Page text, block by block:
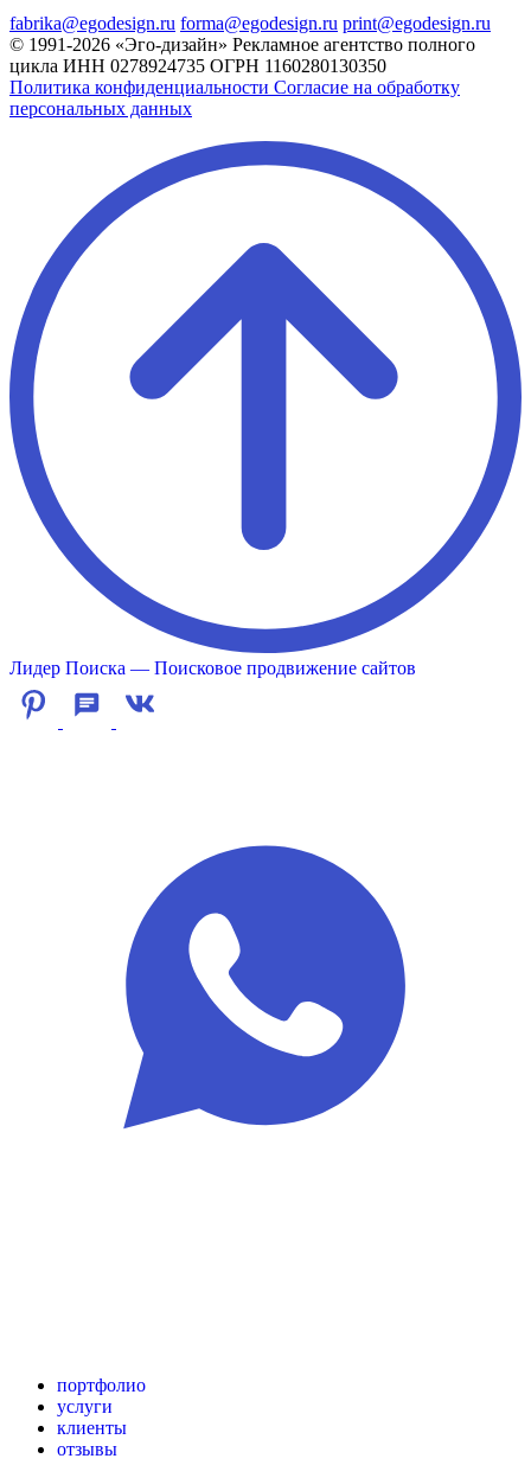
fabrika@egodesign.ru forma@egodesign.ru print@egodesign.ru
© 1991-2026 «Эго-дизайн» Рекламное агентство полного
цикла ИНН 0278924735 ОГРН 1160280130350
Политика конфиденциальности Согласие на обработку
персональных данных
Лидер Поиска — Поисковое продвижение сайтов
портфолио
услуги
клиенты
отзывы